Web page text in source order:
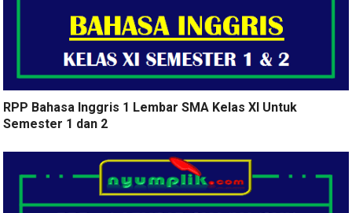
RPP Bahasa Inggris 1 Lembar SMA Kelas XI Untuk
Semester 1 dan 2